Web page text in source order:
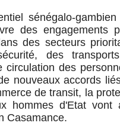
sénégalo-
des engagements
des secteurs
des
circulation des
nouveaux accords
de transit, la
hommes d'Etat vont
Casamance.